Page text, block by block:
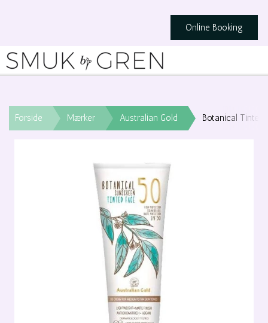
Online Booking
Forside Mærker Australian Gold Botanical Tinted